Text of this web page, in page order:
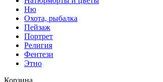
Ню
Охота, рыбалка
Пейзаж
Портрет
Религия
Фентези
Этно
Корзина